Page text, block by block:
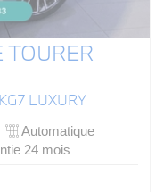
TOURER
LUXURY
Automatique
24 mois